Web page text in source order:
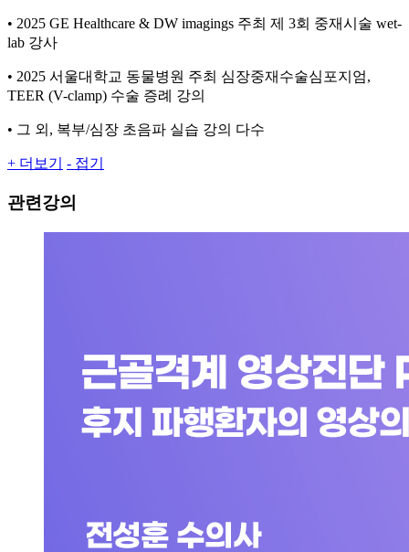
• 2025 GE Healthcare & DW imagings 주최 제 3회 중재시술 wet-
lab 강사
• 2025 서울대학교 동물병원 주최 심장중재수술심포지엄,
TEER (V-clamp) 수술 증례 강의
• 그 외, 복부/심장 초음파 실습 강의 다수
+ 더보기 - 접기
관련강의